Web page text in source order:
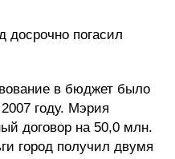
досрочно погасил
в бюджет было
году. Мэрия
договор на 50,0 млн.
город получил двумя